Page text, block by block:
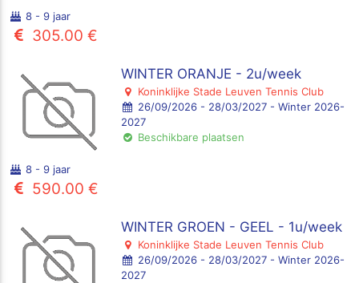
8 - 9 jaar
305.00 €
WINTER ORANJE - 2u/week
Koninklijke Stade Leuven Tennis Club
26/09/2026 - 28/03/2027 - Winter 2026-
2027
Beschikbare plaatsen
8 - 9 jaar
590.00 €
WINTER GROEN - GEEL - 1u/week
Koninklijke Stade Leuven Tennis Club
26/09/2026 - 28/03/2027 - Winter 2026-
2027